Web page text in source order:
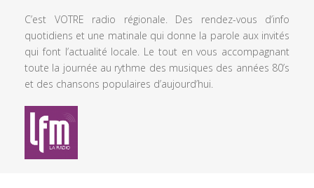
C’est VOTRE radio régionale. Des rendez-vous d’info
quotidiens et une matinale qui donne la parole aux invités
qui font l’actualité locale. Le tout en vous accompagnant
toute la journée au rythme des musiques des années 80’s
et des chansons populaires d’aujourd’hui.